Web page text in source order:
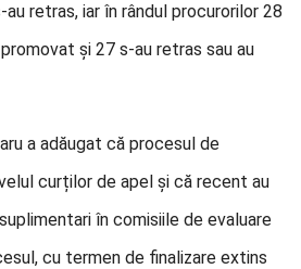
retras, iar în rândul procurorilor 28
și 27 s-au retras sau au
a adăugat că procesul de
curților de apel și că recent au
în comisiile de evaluare
cu termen de finalizare extins